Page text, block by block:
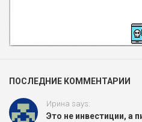
ПОСЛЕДНИЕ КОММЕНТАРИИ
Ирина says:
Это не инвестиции, а